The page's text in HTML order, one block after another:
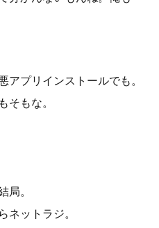
アプリインストールでも。
そもな。
局。
ネットラジ。